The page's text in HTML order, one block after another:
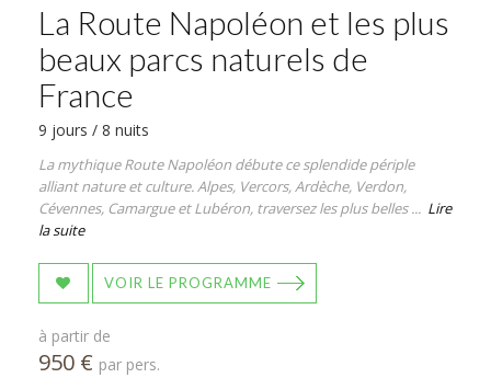
La Route Napoléon et les plus
beaux parcs naturels de
France
9 jours / 8 nuits
La mythique Route Napoléon débute ce splendide périple
alliant nature et culture. Alpes, Vercors, Ardèche, Verdon,
Cévennes, Camargue et Lubéron, traversez les plus belles ... Lire
la suite
VOIR LE PROGRAMME
à partir de
950 € par pers.